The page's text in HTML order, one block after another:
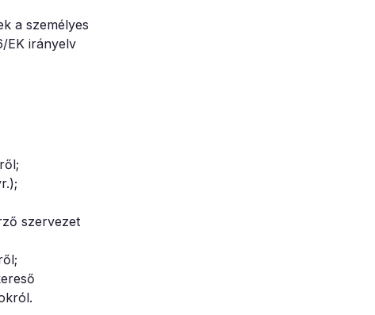
a személyes
EK irányelv
szervezet